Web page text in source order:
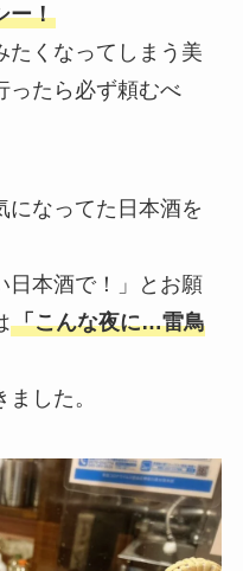
ー！
たくなってしまう美
ったら必ず頼むべ
になってた日本酒を
日本酒で！」とお願
「こんな夜に…雷鳥
した。